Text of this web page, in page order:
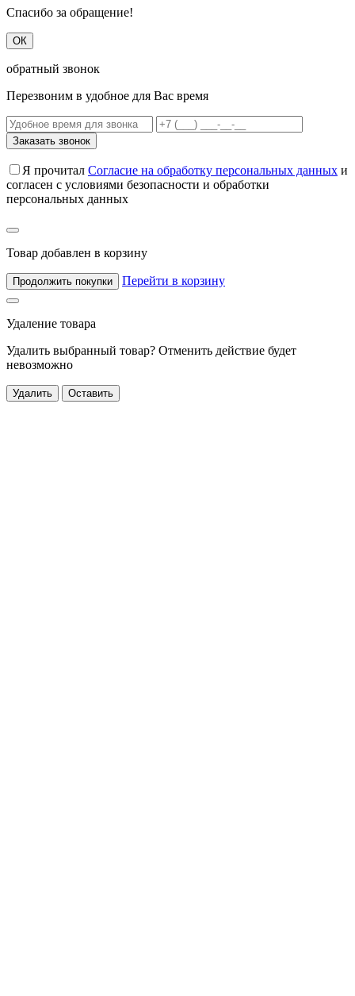
Спасибо за обращение!
ОК
обратный звонок
Перезвоним в удобное для Вас время
Заказать звонок
Я прочитал Согласие на обработку персональных данных и
согласен с условиями безопасности и обработки
персональных данных
Товар добавлен в корзину
Продолжить покупки Перейти в корзину
Удаление товара
Удалить выбранный товар? Отменить действие будет
невозможно
Удалить Оставить